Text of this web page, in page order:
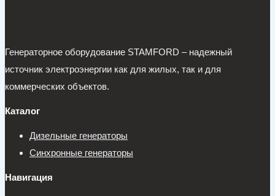
Генераторное оборудование STAMFORD – надежный
источник электроэнергии как для жилых, так и для
коммерческих объектов.
Каталог
Дизельные генераторы
Синхронные генераторы
Навигация